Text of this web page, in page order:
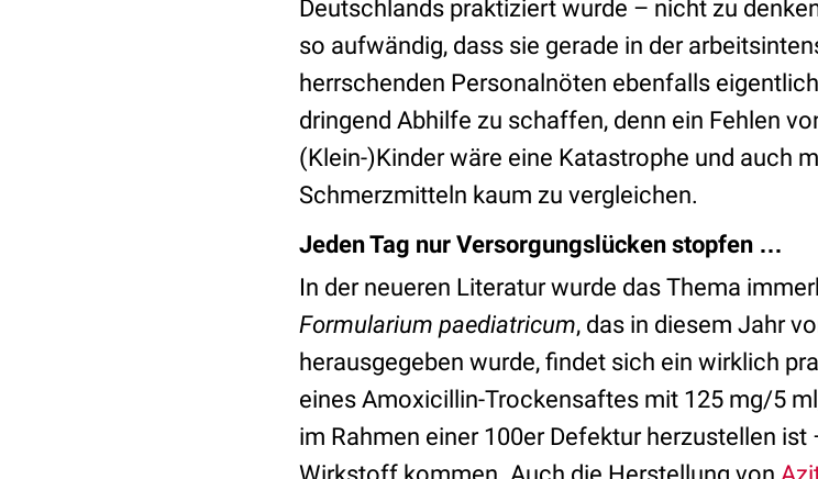
Deutschlands praktiziert wurde – nicht zu
so aufwändig, dass sie gerade in der
herrschenden Personalnöten ebenfalls
dringend Abhilfe zu schaffen, denn ein Fehlen
(Klein-)Kinder wäre eine Katastrophe und auch
Schmerzmitteln kaum zu vergleichen.
Jeden Tag nur Versorgungslücken stopfen …
In der neueren Literatur wurde das Thema
Formularium paediatricum, das in diesem Jahr
herausgegeben wurde, findet sich ein wirklich
eines Amoxicillin-Trockensaftes mit 125 mg/5
im Rahmen einer 100er Defektur herzustellen